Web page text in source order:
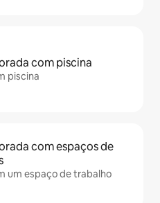
com piscina
piscina
com espaços de
um espaço de trabalho